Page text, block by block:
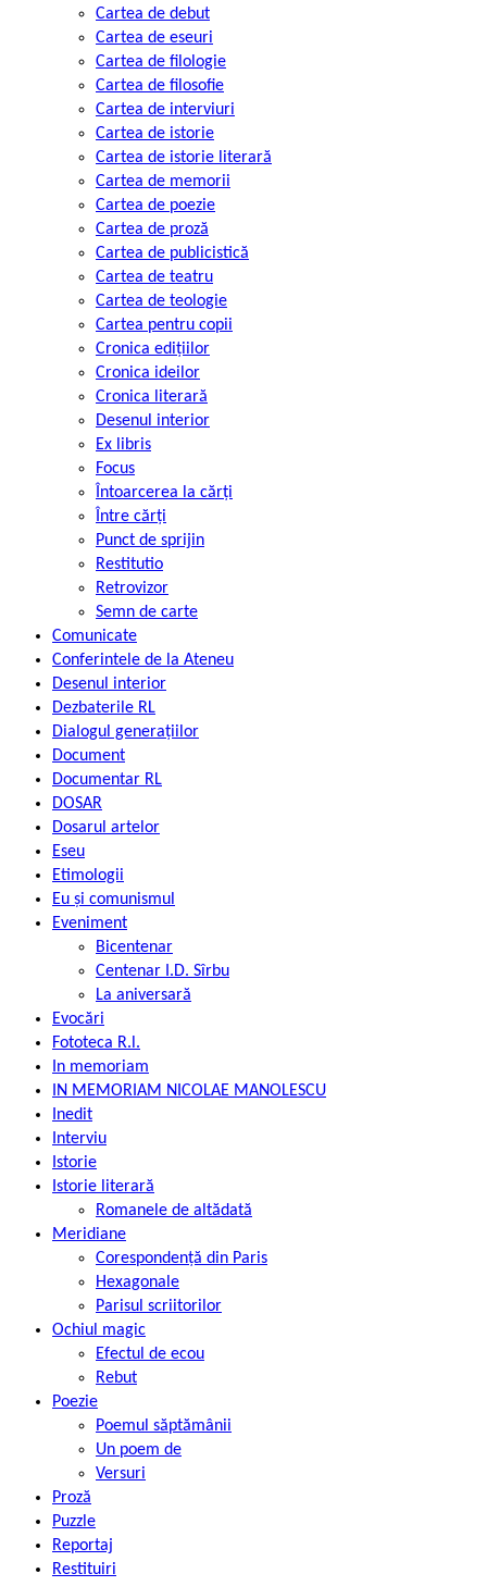
Cartea de debut
Cartea de eseuri
Cartea de filologie
Cartea de filosofie
Cartea de interviuri
Cartea de istorie
Cartea de istorie literară
Cartea de memorii
Cartea de poezie
Cartea de proză
Cartea de publicistică
Cartea de teatru
Cartea de teologie
Cartea pentru copii
Cronica edițiilor
Cronica ideilor
Cronica literară
Desenul interior
Ex libris
Focus
Întoarcerea la cărți
Între cărți
Punct de sprijin
Restitutio
Retrovizor
Semn de carte
Comunicate
Conferintele de la Ateneu
Desenul interior
Dezbaterile RL
Dialogul generațiilor
Document
Documentar RL
DOSAR
Dosarul artelor
Eseu
Etimologii
Eu și comunismul
Eveniment
Bicentenar
Centenar I.D. Sîrbu
La aniversară
Evocări
Fototeca R.l.
In memoriam
IN MEMORIAM NICOLAE MANOLESCU
Inedit
Interviu
Istorie
Istorie literară
Romanele de altădată
Meridiane
Corespondență din Paris
Hexagonale
Parisul scriitorilor
Ochiul magic
Efectul de ecou
Rebut
Poezie
Poemul săptămânii
Un poem de
Versuri
Proză
Puzzle
Reportaj
Restituiri